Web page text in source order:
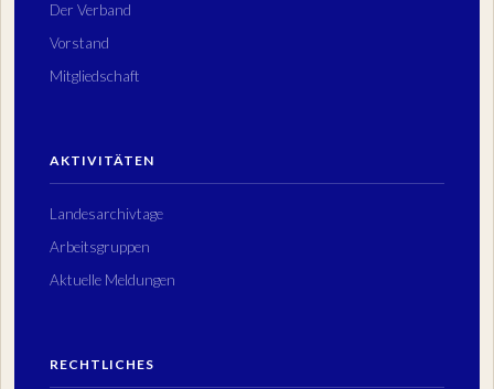
Der Verband
Vorstand
Mitgliedschaft
AKTIVITÄTEN
Landesarchivtage
Arbeitsgruppen
Aktuelle Meldungen
RECHTLICHES